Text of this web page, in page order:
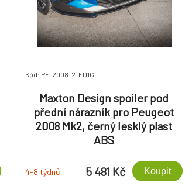
Kód: PE-2008-2-FD1G
Maxton Design spoiler pod
přední nárazník pro Peugeot
2008 Mk2, černý lesklý plast
ABS
4-8 týdnů 5 481 Kč Koupit